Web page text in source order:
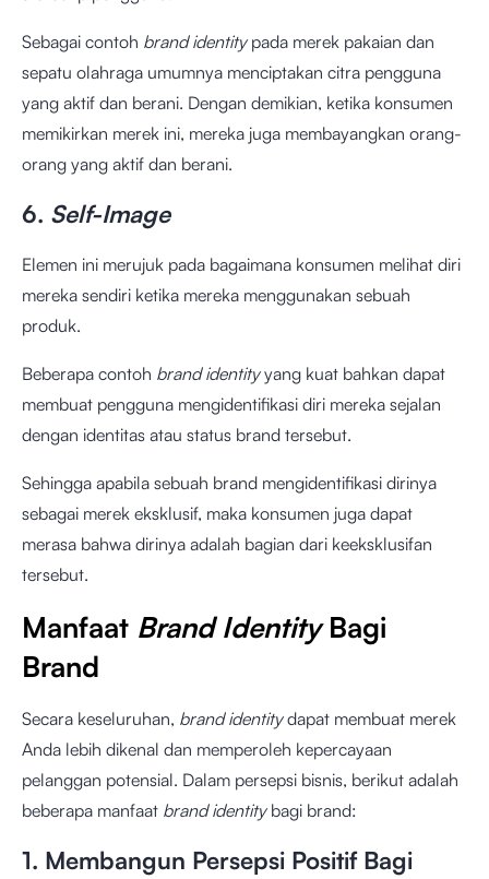
Sebagai contoh brand identity pada merek pakaian dan
sepatu olahraga umumnya menciptakan citra pengguna
yang aktif dan berani. Dengan demikian, ketika konsumen
memikirkan merek ini, mereka juga membayangkan orang-
orang yang aktif dan berani.
6. Self-Image
Elemen ini merujuk pada bagaimana konsumen melihat diri
mereka sendiri ketika mereka menggunakan sebuah
produk.
Beberapa contoh brand identityyang kuat bahkan dapat
membuat pengguna mengidentifikasi diri mereka sejalan
dengan identitas atau status brand tersebut.
Sehingga apabila sebuah brand mengidentifikasi dirinya
sebagai merek eksklusif, maka konsumen juga dapat
merasa bahwa dirinya adalah bagian dari keeksklusifan
tersebut.
Manfaat Brand IdentityBagi
Brand
Secara keseluruhan, brand identitydapat membuat merek
Anda lebih dikenal dan memperoleh kepercayaan
pelanggan potensial. Dalam persepsi bisnis, berikut adalah
beberapa manfaat brand identity bagi brand:
1. Membangun Persepsi Positif Bagi